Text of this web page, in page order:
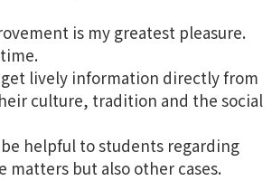
is my greatest pleasure.
lively information directly from
culture, tradition and the social
helpful to students regarding
matters but also other cases.